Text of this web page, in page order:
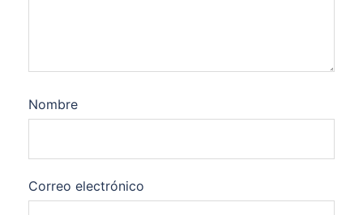
Nombre
Correo electrónico